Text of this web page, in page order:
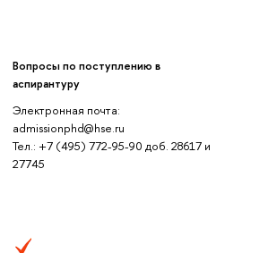
Вопросы по поступлению в
аспирантуру
Электронная почта:
admissionphd@hse.ru
Тел.: +7 (495) 772-95-90 доб. 28617 и
27745